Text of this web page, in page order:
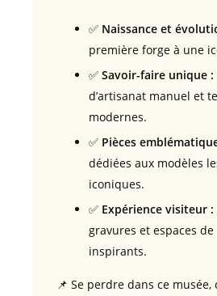
✅ Naissance et
première forge à une
✅ Savoir-faire unique :
d’artisanat manuel et
modernes.
✅ Pièces
dédiées aux modèles
iconiques.
✅ Expérience visiteur :
gravures et espaces
inspirants.
📌 Se perdre dans ce musée,